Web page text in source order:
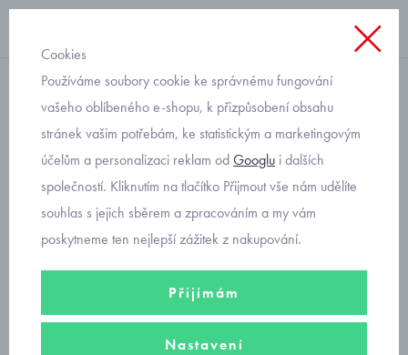
rukavičky
pletené reflexní rukavice
modré Yoj pro batolata
Cookies
Používáme soubory cookie ke správnému fungování
vašeho oblíbeného e-shopu, k přizpůsobení obsahu
stránek vašim potřebám, ke statistickým a marketingovým
účelům a personalizaci reklam odGooglu i dalších
společností. Kliknutím na tlačítko Přijmout vše nám udělíte
souhlas s jejich sběrem a zpracováním a my vám
poskytneme ten nejlepší zážitek z nakupování.
Přijímám
Nastavení